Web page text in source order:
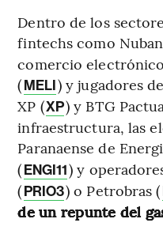
Dentro de los
fintechs como
comercio
(MELI) y jugadores
XP (XP) y BTG
infraestructura, las
Paranaense de
(ENGI11) y
(PRIO3) o Petrobras (
de un repunte del